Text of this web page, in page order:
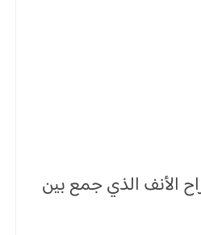
الأنف الذي جمع بين